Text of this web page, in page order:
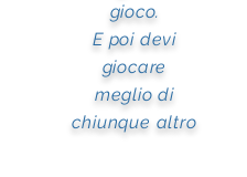
gioco.
E poi devi
giocare
meglio di
chiunque altro